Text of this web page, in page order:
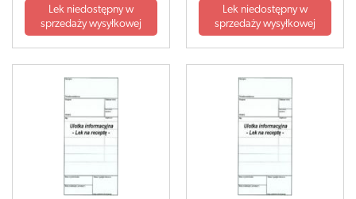
Lek niedostępny w
sprzedaży wysyłkowej
Lek niedostępny w
sprzedaży wysyłkowej